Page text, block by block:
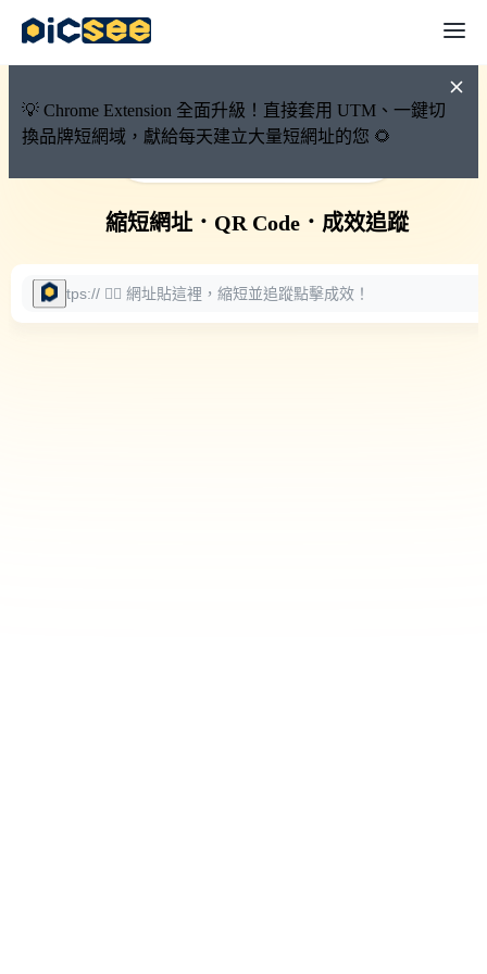
💡 Chrome Extension 全面升級！直接套用 UTM、一鍵切
換品牌短網域，獻給每天建立大量短網址的您 🌻
🚀 PicSee 短網址永久有效
縮短網址． QR Code． 成效追蹤